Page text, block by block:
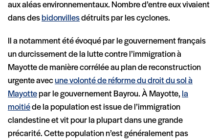
aux aléas environnementaux. Nombre d’entre eux vivaient
dans des bidonvillesdétruits par les cyclones.
Il a notamment été évoqué par le gouvernement français
un durcissement de la lutte contre l’immigration à
Mayotte de manière corrélée au plan de reconstruction
urgente avecune volonté de réforme du droit du sol à
Mayotte par le gouvernement Bayrou. À Mayotte, la
moitiéde la population est issue de l’immigration
clandestine et vit pour la plupart dans une grande
précarité. Cette population n’est généralement pas